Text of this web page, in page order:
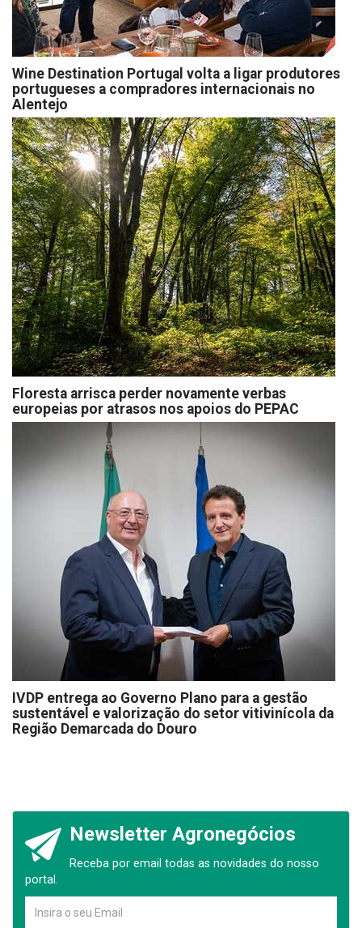
Wine Destination Portugal volta a ligar produtores
portugueses a compradores internacionais no
Alentejo
Floresta arrisca perder novamente verbas
europeias por atrasos nos apoios do PEPAC
IVDP entrega ao Governo Plano para a gestão
sustentável e valorização do setor vitivinícola da
Região Demarcada do Douro
Newsletter Agronegócios
Receba por email todas as novidades do nosso
portal.